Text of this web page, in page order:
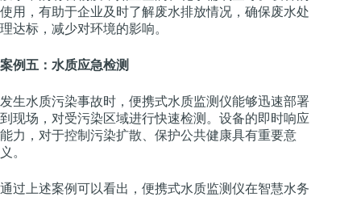
使用，有助于企业及时了解废水排放情况，确保废水处
理达标，减少对环境的影响。
案例五：水质应急检测
发生水质污染事故时，便携式水质监测仪能够迅速部署
到现场，对受污染区域进行快速检测。设备的即时响应
能力，对于控制污染扩散、保护公共健康具有重要意
义。
通过上述案例可以看出，便携式水质监测仪在智慧水务